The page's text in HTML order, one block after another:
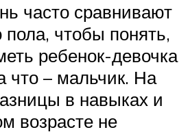
часто сравнивают
пола, чтобы понять,
ребенок-девочка
что – мальчик. На
в навыках и
возрасте не